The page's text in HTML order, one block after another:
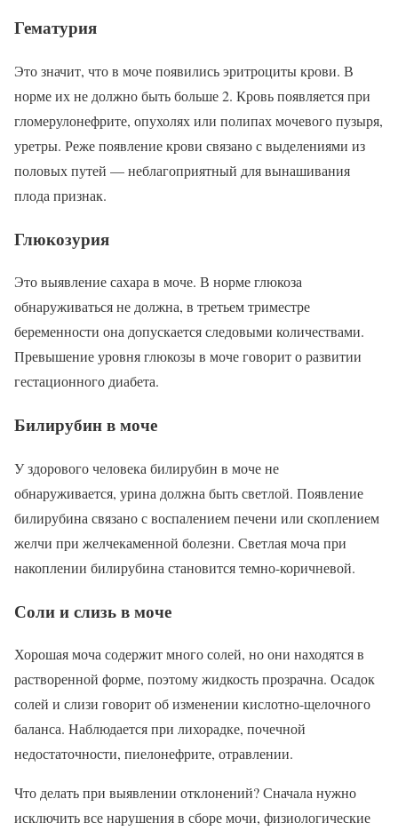
Гематурия
Это значит, что в моче появились эритроциты крови. В
норме их не должно быть больше 2. Кровь появляется при
гломерулонефрите, опухолях или полипах мочевого пузыря,
уретры. Реже появление крови связано с выделениями из
половых путей — неблагоприятный для вынашивания
плода признак.
Глюкозурия
Это выявление сахара в моче. В норме глюкоза
обнаруживаться не должна, в третьем триместре
беременности она допускается следовыми количествами.
Превышение уровня глюкозы в моче говорит о развитии
гестационного диабета.
Билирубин в моче
У здорового человека билирубин в моче не
обнаруживается, урина должна быть светлой. Появление
билирубина связано с воспалением печени или скоплением
желчи при желчекаменной болезни. Светлая моча при
накоплении билирубина становится темно-коричневой.
Соли и слизь в моче
Хорошая моча содержит много солей, но они находятся в
растворенной форме, поэтому жидкость прозрачна. Осадок
солей и слизи говорит об изменении кислотно-щелочного
баланса. Наблюдается при лихорадке, почечной
недостаточности, пиелонефрите, отравлении.
Что делать при выявлении отклонений? Сначала нужно
исключить все нарушения в сборе мочи, физиологические